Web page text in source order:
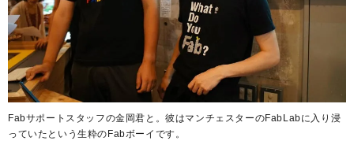
Fabサポートスタッフの金岡君と。彼はマンチェスターのFabLabに入り浸
っていたという生粋のFabボーイです。